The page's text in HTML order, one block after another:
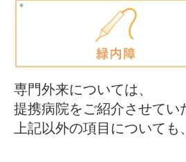
専門外来については、
提携病院をご紹介させてい
上記以外の項目について